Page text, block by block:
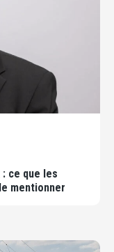
ce que les
mentionner